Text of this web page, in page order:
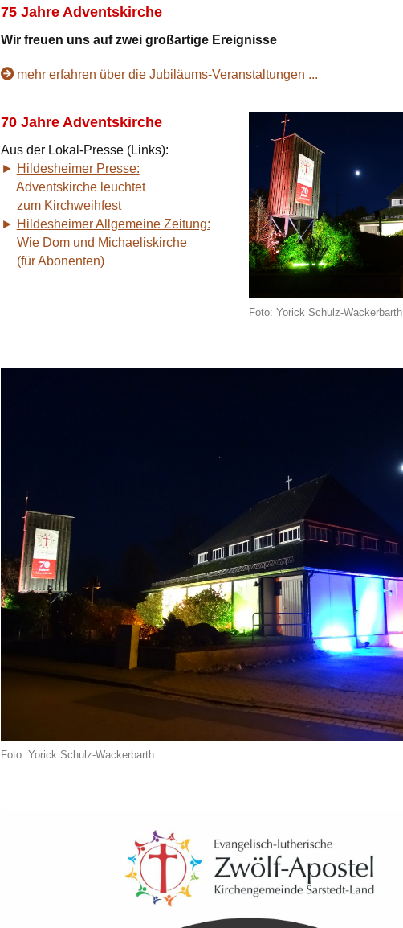
75 Jahre Adventskirche
Wir freuen uns auf zwei großartige Ereignisse
mehr erfahren über die Jubiläums-Veranstaltungen ...
Foto: Yorick Schulz-Wackerbarth
70 Jahre Adventskirche
Aus der Lokal-Presse (Links):
► Hildesheimer Presse:
Adventskirche leuchtet
zum Kirchweihfest
► Hildesheimer Allgemeine Zeitung:
Wie Dom und Michaeliskirche
(für Abonenten)
Foto: Yorick Schulz-Wackerbarth